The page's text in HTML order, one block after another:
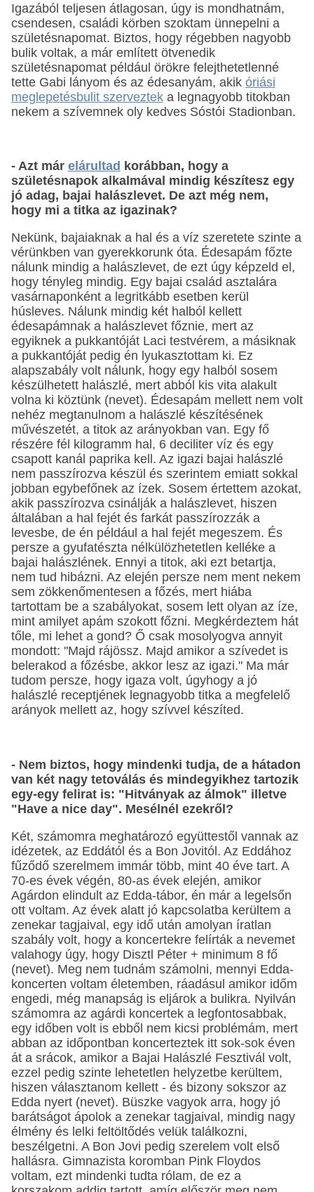
Igazából teljesen átlagosan, úgy is mondhatnám,
csendesen, családi körben szoktam ünnepelni a
születésnapomat. Biztos, hogy régebben nagyobb
bulik voltak, a már említett ötvenedik
születésnapomat például örökre felejthetetlenné
tette Gabi lányom és az édesanyám, akik óriási
meglepetésbulit szervezteka legnagyobb titokban
nekem a szívemnek oly kedves Sóstói Stadionban.
- Azt már elárultad korábban, hogy a
születésnapok alkalmával mindig készítesz egy
jó adag, bajai halászlevet. De azt még nem,
hogy mi a titka az igazinak?
Nekünk, bajaiaknak a hal és a víz szeretete szinte a
vérünkben van gyerekkorunk óta. Édesapám főzte
nálunk mindig a halászlevet, de ezt úgy képzeld el,
hogy tényleg mindig. Egy bajai család asztalára
vasárnaponként a legritkább esetben kerül
húsleves. Nálunk mindig két halból kellett
édesapámnak a halászlevet főznie, mert az
egyiknek a pukkantóját Laci testvérem, a másiknak
a pukkantóját pedig én lyukasztottam ki. Ez
alapszabály volt nálunk, hogy egy halból sosem
készülhetett halászlé, mert abból kis vita alakult
volna ki köztünk (nevet). Édesapám mellett nem volt
nehéz megtanulnom a halászlé készítésének
művészetét, a titok az arányokban van. Egy fő
részére fél kilogramm hal, 6 deciliter víz és egy
csapott kanál paprika kell. Az igazi bajai halászlé
nem passzírozva készül és szerintem emiatt sokkal
jobban egybefőnek az ízek. Sosem értettem azokat,
akik passzírozva csinálják a halászlevet, hiszen
általában a hal fejét és farkát passzírozzák a
levesbe, de én például a hal fejét megeszem. És
persze a gyufatészta nélkülözhetetlen kelléke a
bajai halászlének. Ennyi a titok, aki ezt betartja,
nem tud hibázni. Az elején persze nem ment nekem
sem zökkenőmentesen a főzés, mert hiába
tartottam be a szabályokat, sosem lett olyan az íze,
mint amilyet apám szokott főzni. Megkérdeztem hát
tőle, mi lehet a gond? Ő csak mosolyogva annyit
mondott: "Majd rájössz. Majd amikor a szívedet is
belerakod a főzésbe, akkor lesz az igazi." Ma már
tudom persze, hogy igaza volt, úgyhogy a jó
halászlé receptjének legnagyobb titka a megfelelő
arányok mellett az, hogy szívvel készíted.
- Nem biztos, hogy mindenki tudja, de a hátadon
van két nagy tetoválás és mindegyikhez tartozik
egy-egy felirat is: "Hitványak az álmok" illetve
"Have a nice day". Mesélnél ezekről?
Két, számomra meghatározó együttestől vannak az
idézetek, az Eddától és a Bon Jovitól. Az Eddához
fűződő szerelmem immár több, mint 40 éve tart. A
70-es évek végén, 80-as évek elején, amikor
Agárdon elindult az Edda-tábor, én már a legelsőn
ott voltam. Az évek alatt jó kapcsolatba kerültem a
zenekar tagjaival, egy idő után amolyan íratlan
szabály volt, hogy a koncertekre felírták a nevemet
valahogy úgy, hogy Disztl Péter + minimum 8 fő
(nevet). Meg nem tudnám számolni, mennyi Edda-
koncerten voltam életemben, ráadásul amikor időm
engedi, még manapság is eljárok a bulikra. Nyilván
számomra az agárdi koncertek a legfontosabbak,
egy időben volt is ebből nem kicsi problémám, mert
abban az időpontban koncerteztek itt sok-sok éven
át a srácok, amikor a Bajai Halászlé Fesztivál volt,
ezzel pedig szinte lehetetlen helyzetbe kerültem,
hiszen választanom kellett - és bizony sokszor az
Edda nyert (nevet). Büszke vagyok arra, hogy jó
barátságot ápolok a zenekar tagjaival, mindig nagy
élmény és lelki feltöltődés velük találkozni,
beszélgetni. A Bon Jovi pedig szerelem volt első
hallásra. Gimnazista koromban Pink Floydos
voltam, ezt mindenki tudta rólam, de ez a